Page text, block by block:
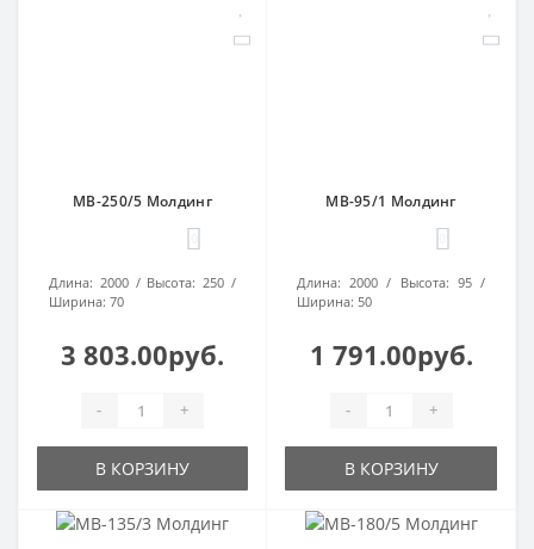
МВ-250/5 Молдинг
Длина: 2000 Высота: 250
Ширина: 70
3 803.00руб.
- +
В КОРЗИНУ
МВ-95/1 Молдинг
Длина: 2000 Высота: 95
Ширина: 50
1 791.00руб.
- +
В КОРЗИНУ